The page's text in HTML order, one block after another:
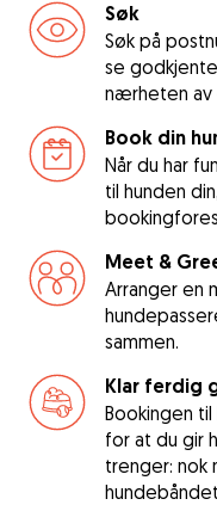
Søk
Søk på
se
nærheten av
Book din
Når du har
til hunden
Meet &
Arranger en
sammen.
Klar ferdig
Bookingen
for at du gir
trenger: nok